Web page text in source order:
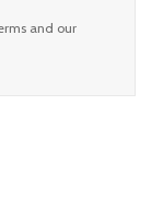
and our